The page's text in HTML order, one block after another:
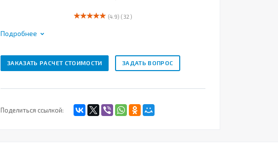
(4.9) ( 32 )
Подробнее
ЗАКАЗАТЬ РАСЧЕТ СТОИМОСТИ ЗАДАТЬ ВОПРОС
Поделиться ссылкой: